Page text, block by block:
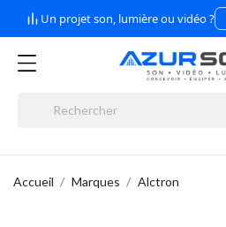
Un projet son, lumière ou vidéo ?
Accueil Marques Alctron